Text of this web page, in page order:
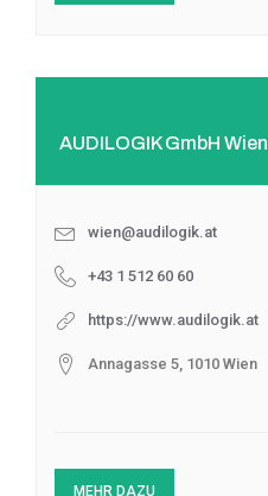
AUDILOGIK GmbH Wien
wien@audilogik.at
+43 1 512 60 60
https://www.audilogik.at
Annagasse 5, 1010 Wien
MEHR DAZU